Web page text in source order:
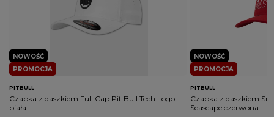
PROMOCJA
NOWOŚĆ
PITBULL
Czapka z daszkiem Full Cap Pit Bull Tech Logo
biała
PROMOCJA
NOWOŚĆ
PITBULL
Czapka z daszkiem
Seascape czerwona